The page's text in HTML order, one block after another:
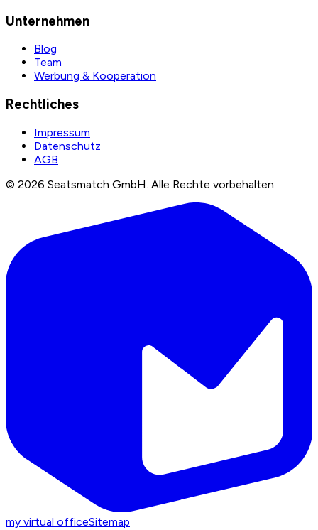
Unternehmen
Blog
Team
Werbung & Kooperation
Rechtliches
Impressum
Datenschutz
AGB
© 2026 Seatsmatch GmbH. Alle Rechte vorbehalten.
my virtual officeSitemap